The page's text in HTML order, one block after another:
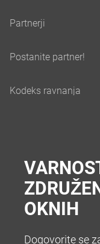
OKNIH
Dogovorite se